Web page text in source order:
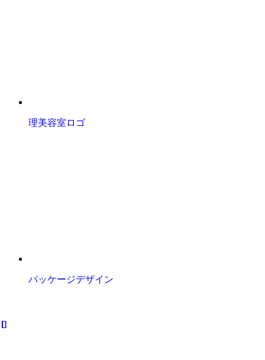
理美容室ロゴ
パッケージデザイン